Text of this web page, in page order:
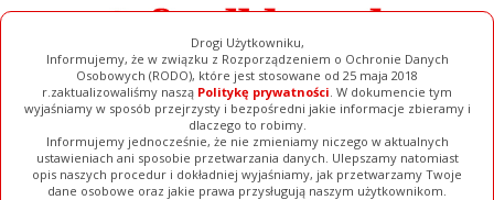
Drogi Użytkowniku,
Informujemy, że w związku z Rozporządzeniem o Ochronie Danych
Osobowych (RODO), które jest stosowane od 25 maja 2018
r.zaktualizowaliśmy naszą Politykę prywatności. W dokumencie tym
wyjaśniamy w sposób przejrzysty i bezpośredni jakie informacje zbieramy i
dlaczego to robimy.
Informujemy jednocześnie, że nie zmieniamy niczego w aktualnych
ustawieniach ani sposobie przetwarzania danych. Ulepszamy natomiast
opis naszych procedur i dokładniej wyjaśniamy, jak przetwarzamy Twoje
dane osobowe oraz jakie prawa przysługują naszym użytkownikom.
Ogłoszenia Filmy Galerie Baza Firm Pełna Wersja